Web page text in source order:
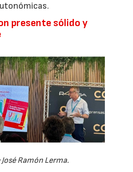
presente sólido y
Ramón Lerma.